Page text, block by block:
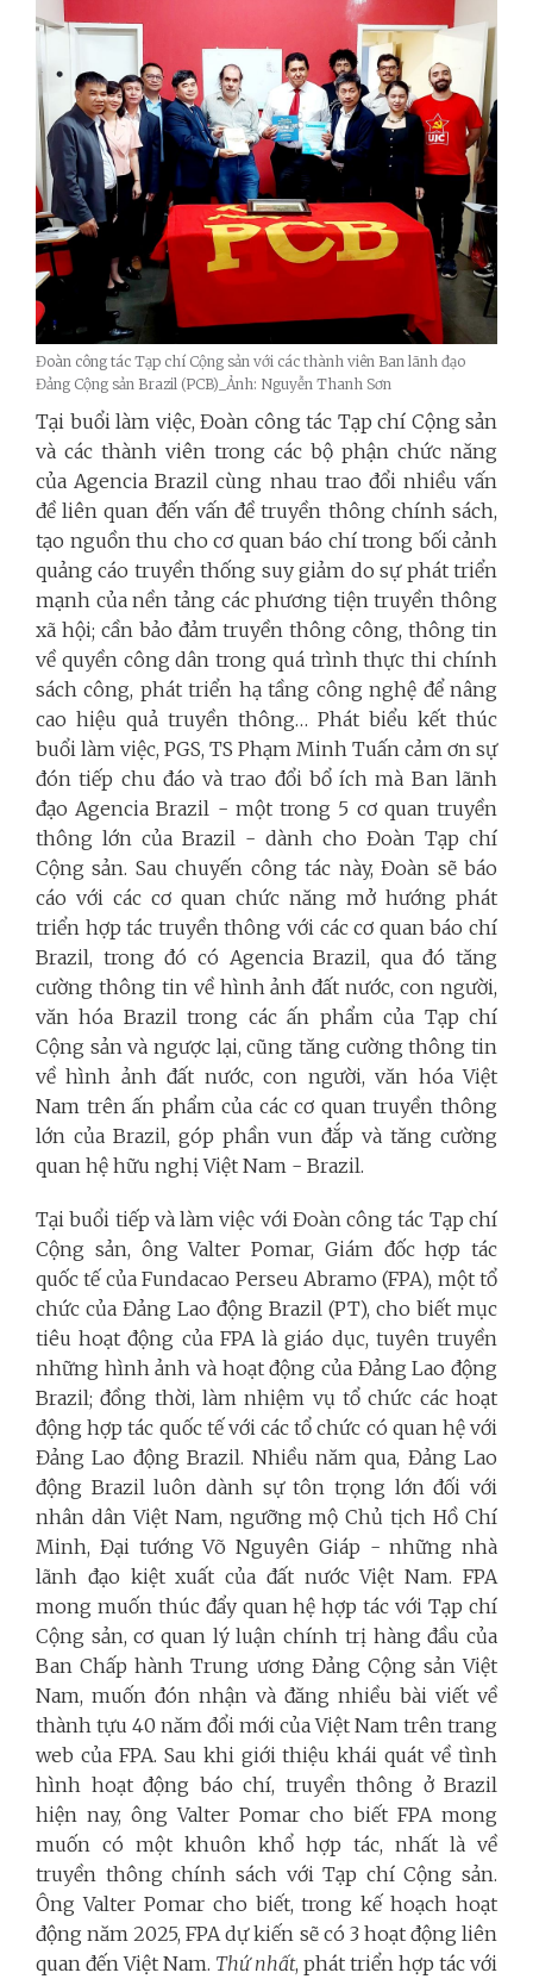
Đoàn công tác Tạp chí Cộng sản với các thành viên Ban lãnh đạo
Đảng Cộng sản Brazil (PCB)_Ảnh: Nguyễn Thanh Sơn
Tại buổi làm việc, Đoàn công tác Tạp chí Cộng sản
và các thành viên trong các bộ phận chức năng
của Agencia Brazil cùng nhau trao đổi nhiều vấn
đề liên quan đến vấn đề truyền thông chính sách,
tạo nguồn thu cho cơ quan báo chí trong bối cảnh
quảng cáo truyền thống suy giảm do sự phát triển
mạnh của nền tảng các phương tiện truyền thông
xã hội; cần bảo đảm truyền thông công, thông tin
về quyền công dân trong quá trình thực thi chính
sách công, phát triển hạ tầng công nghệ để nâng
cao hiệu quả truyền thông… Phát biểu kết thúc
buổi làm việc, PGS, TS Phạm Minh Tuấn cảm ơn sự
đón tiếp chu đáo và trao đổi bổ ích mà Ban lãnh
đạo Agencia Brazil - một trong 5 cơ quan truyền
thông lớn của Brazil - dành cho Đoàn Tạp chí
Cộng sản. Sau chuyến công tác này, Đoàn sẽ báo
cáo với các cơ quan chức năng mở hướng phát
triển hợp tác truyền thông với các cơ quan báo chí
Brazil, trong đó có Agencia Brazil, qua đó tăng
cường thông tin về hình ảnh đất nước, con người,
văn hóa Brazil trong các ấn phẩm của Tạp chí
Cộng sản và ngược lại, cũng tăng cường thông tin
về hình ảnh đất nước, con người, văn hóa Việt
Nam trên ấn phẩm của các cơ quan truyền thông
lớn của Brazil, góp phần vun đắp và tăng cường
quan hệ hữu nghị Việt Nam - Brazil.
Tại buổi tiếp và làm việc với Đoàn công tác Tạp chí
Cộng sản, ông Valter Pomar, Giám đốc hợp tác
quốc tế của Fundacao Perseu Abramo (FPA), một tổ
chức của Đảng Lao động Brazil (PT), cho biết mục
tiêu hoạt động của FPA là giáo dục, tuyên truyền
những hình ảnh và hoạt động của Đảng Lao động
Brazil; đồng thời, làm nhiệm vụ tổ chức các hoạt
động hợp tác quốc tế với các tổ chức có quan hệ với
Đảng Lao động Brazil. Nhiều năm qua, Đảng Lao
động Brazil luôn dành sự tôn trọng lớn đối với
nhân dân Việt Nam, ngưỡng mộ Chủ tịch Hồ Chí
Minh, Đại tướng Võ Nguyên Giáp - những nhà
lãnh đạo kiệt xuất của đất nước Việt Nam. FPA
mong muốn thúc đẩy quan hệ hợp tác với Tạp chí
Cộng sản, cơ quan lý luận chính trị hàng đầu của
Ban Chấp hành Trung ương Đảng Cộng sản Việt
Nam, muốn đón nhận và đăng nhiều bài viết về
thành tựu 40 năm đổi mới của Việt Nam trên trang
web của FPA. Sau khi giới thiệu khái quát về tình
hình hoạt động báo chí, truyền thông ở Brazil
hiện nay, ông Valter Pomar cho biết FPA mong
muốn có một khuôn khổ hợp tác, nhất là về
truyền thông chính sách với Tạp chí Cộng sản.
Ông Valter Pomar cho biết, trong kế hoạch hoạt
động năm 2025, FPA dự kiến sẽ có 3 hoạt động liên
quan đến Việt Nam. Thứ nhất, phát triển hợp tác với